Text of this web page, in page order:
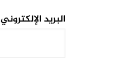
البريد الإلكتروني